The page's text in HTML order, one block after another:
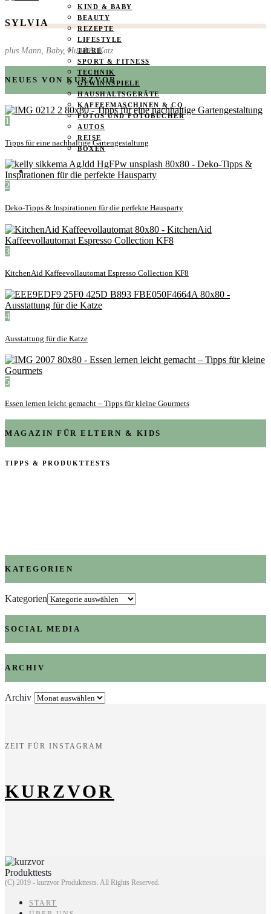
KIND & BABY
BEAUTY
REZEPTE
LIFESTYLE
TIERE
SPORT & FITNESS
TECHNIK
GEWINNSPIELE
HAUSHALTSGERÄTE
KAFFEEMASCHINEN & CO
FOTOS UND FOTOBÜCHER
AUTOS
REISE
BOXEN
KIND & KEGEL
SYLVIA
plus Mann, Baby, Hund & Katz
NEUES VON KURZVOR
1
Tipps für eine nachhaltige Gartengestaltung
2
Deko-Tipps & Inspirationen für die perfekte Hausparty
3
KitchenAid Kaffeevollautomat Espresso Collection KF8
4
Ausstattung für die Katze
5
Essen lernen leicht gemacht – Tipps für kleine Gourmets
MAGAZIN FÜR ELTERN & KIDS
TIPPS & PRODUKTTESTS
KATEGORIEN
Kategorien
SOCIAL MEDIA
ARCHIV
Archiv
ZEIT FÜR INSTAGRAM
KURZVOR
(C) 2019 - kurzvor Produkttests. All Rights Reserved.
START